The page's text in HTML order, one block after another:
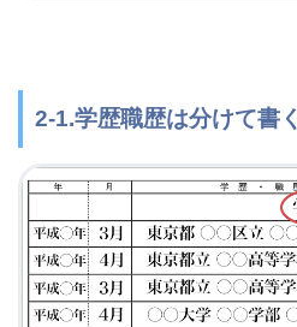
2-1.学歴職歴は分けて書く